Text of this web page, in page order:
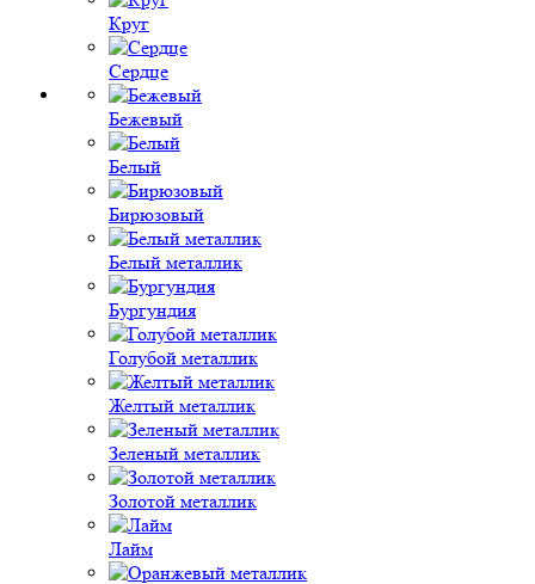
Круг
Сердце
Бежевый
Белый
Бирюзовый
Белый металлик
Бургундия
Голубой металлик
Желтый металлик
Зеленый металлик
Золотой металлик
Лайм